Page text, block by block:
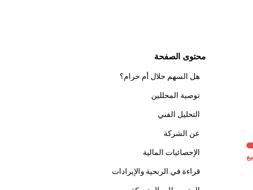
محتوى الصفحة
هل السهم حلال أم حرام؟
توصية المحللين
التحليل الفني
عن الشركة
الإحصائيات المالية
قراءة في الربحية والإيرادات
بيع